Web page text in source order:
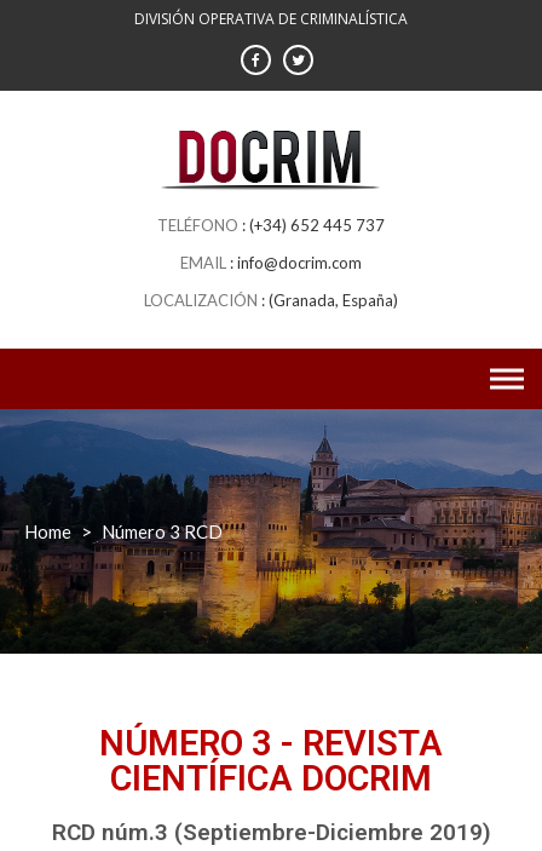
DIVISIÓN OPERATIVA DE CRIMINALÍSTICA
(+34) 652 445 737
info@docrim.com
(Granada, España)
Home > Número 3 RCD
NÚMERO 3 - REVISTA
CIENTÍFICA DOCRIM
RCD núm.3 (Septiembre-Diciembre 2019)